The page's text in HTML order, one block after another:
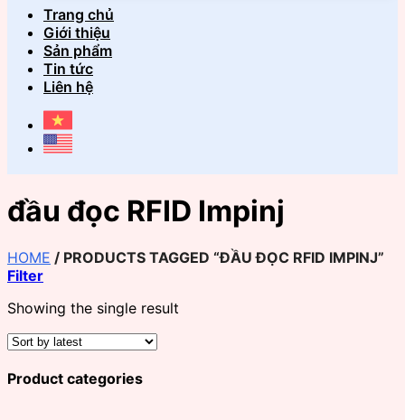
Trang chủ
Giới thiệu
Sản phẩm
Tin tức
Liên hệ
đầu đọc RFID Impinj
HOME / PRODUCTS TAGGED “ĐẦU ĐỌC RFID IMPINJ”
Filter
Showing the single result
Product categories